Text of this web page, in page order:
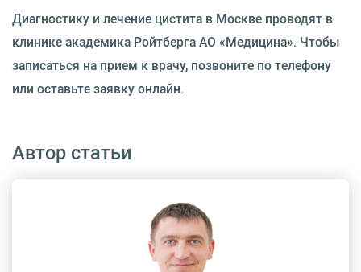
Диагностику и лечение цистита в Москве проводят в
клинике академика Ройтберга АО «Медицина». Чтобы
записаться на прием к врачу, позвоните по телефону
или оставьте заявку онлайн.
Автор статьи